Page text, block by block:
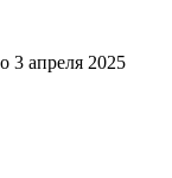
3 апреля 2025